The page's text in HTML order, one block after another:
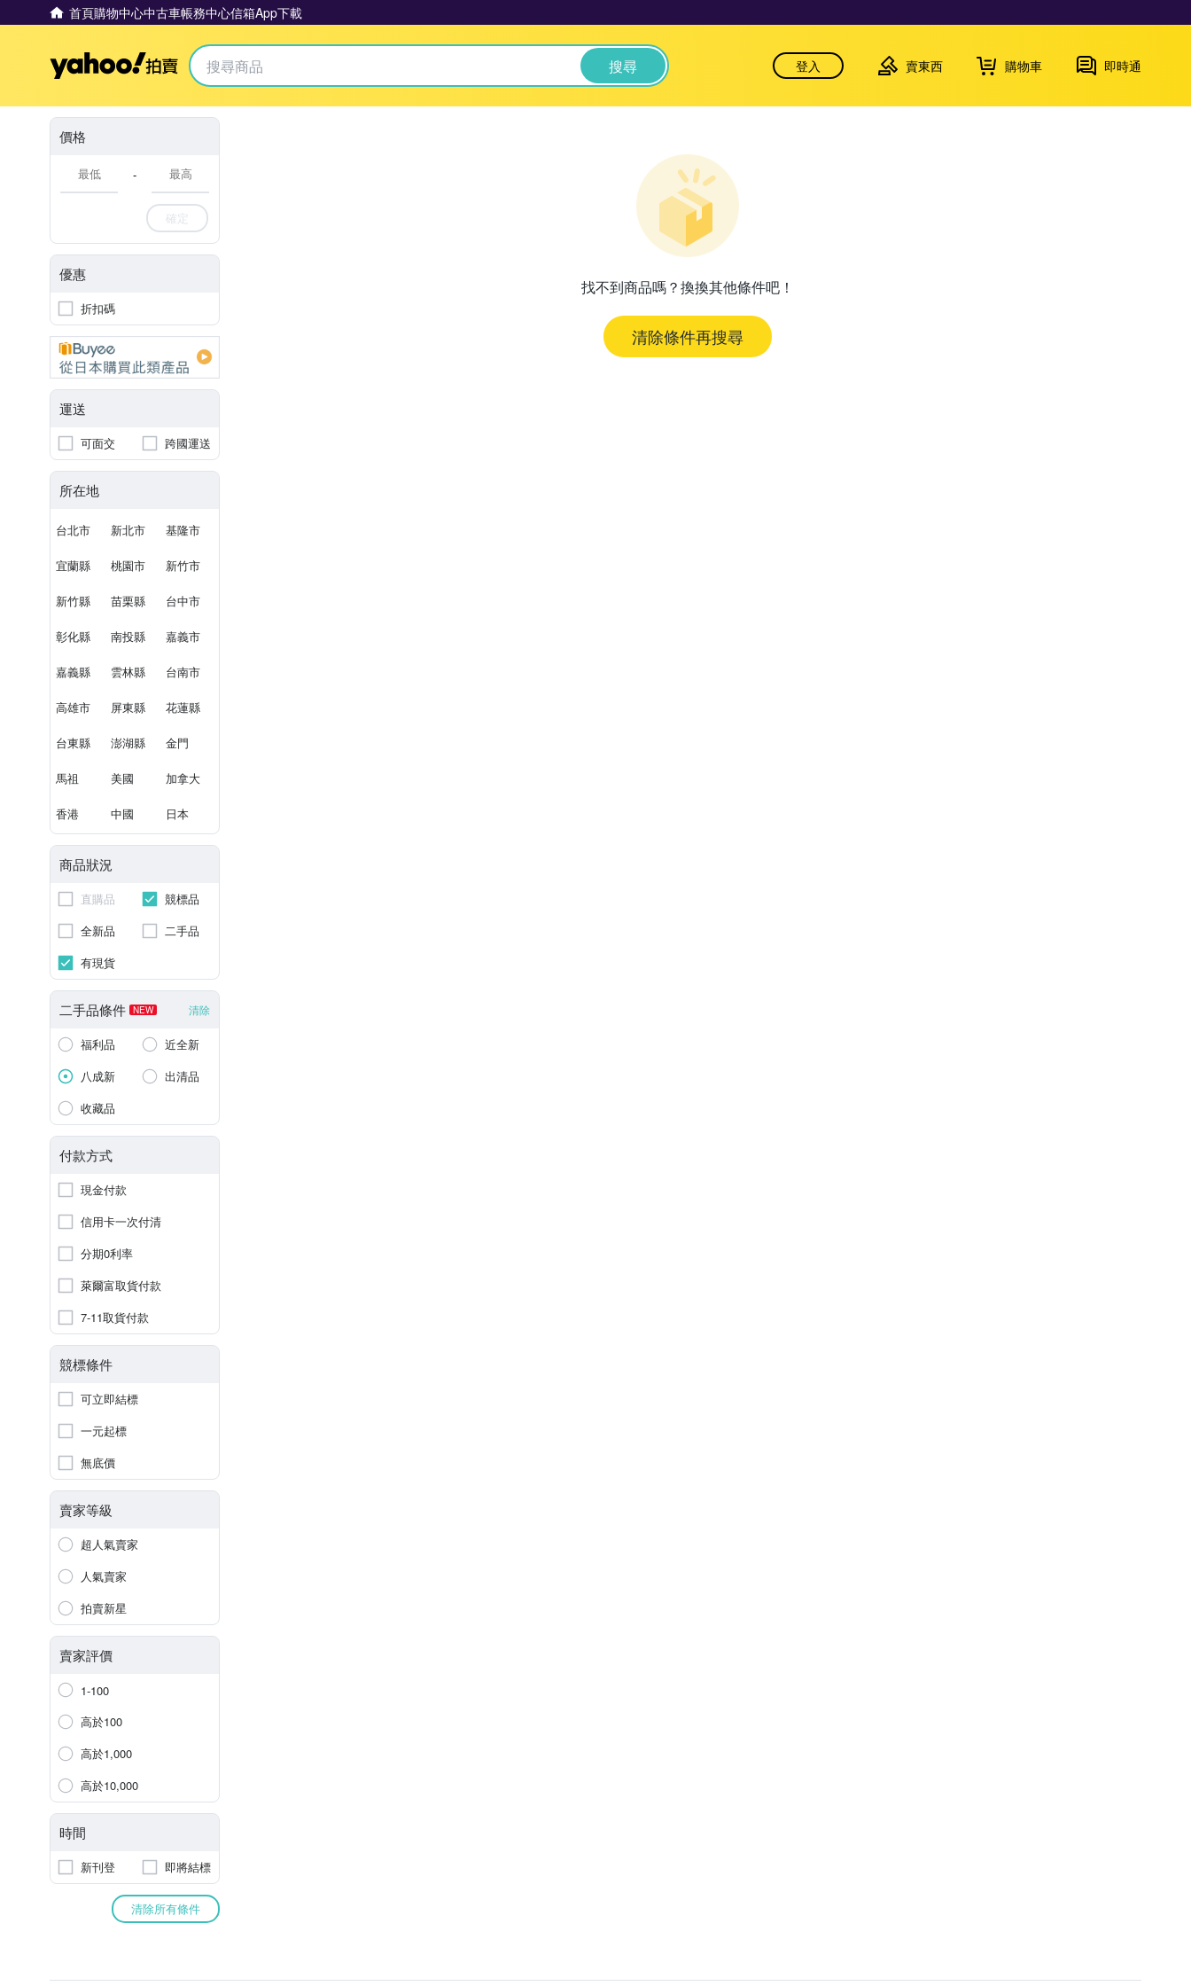
首頁購物中心中古車帳務中心信箱App下載
Yahoo拍賣 搜尋 登入 賣東西 購物車 即時通
價格
-
確定
優惠
折扣碼
運送
可面交 跨國運送
所在地
台北市 新北市 基隆市
宜蘭縣 桃園市 新竹市
新竹縣 苗栗縣 台中市
彰化縣 南投縣 嘉義市
嘉義縣 雲林縣 台南市
高雄市 屏東縣 花蓮縣
台東縣 澎湖縣 金門
馬祖 美國 加拿大
香港 中國 日本
商品狀況
直購品
競標品
全新品
二手品
有現貨
二手品條件 NEW 清除
福利品
近全新
八成新
出清品
收藏品
付款方式
現金付款
信用卡一次付清
分期0利率
萊爾富取貨付款
7-11取貨付款
競標條件
可立即結標
一元起標
無底價
賣家等級
超人氣賣家
人氣賣家
拍賣新星
賣家評價
1-100
高於100
高於1,000
高於10,000
時間
新刊登 即將結標
清除所有條件
找不到商品嗎？換換其他條件吧！
清除條件再搜尋